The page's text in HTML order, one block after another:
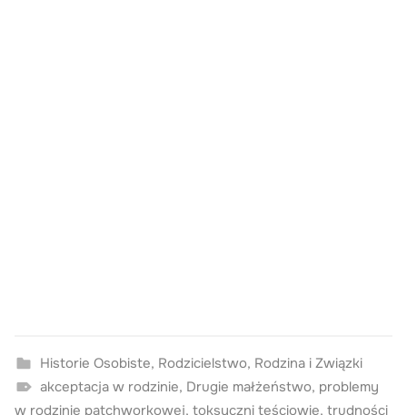
Historie Osobiste, Rodzicielstwo, Rodzina i Związki
akceptacja w rodzinie, Drugie małżeństwo, problemy
w rodzinie patchworkowej, toksyczni teściowie, trudności